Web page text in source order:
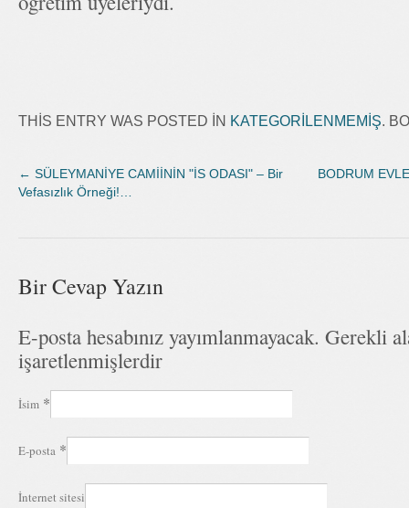
THIS ENTRY WAS POSTED IN KATEGORILENMEMIŞ.
← SÜLEYMANİYE CAMİİNİN "İS ODASI" – Bir
Vefasızlık Örneği!…
BODRUM
Bir Cevap Yazın
E-posta hesabınız yayımlanmayacak. Gerekli
işaretlenmişlerdir
İsim *
E-posta *
İnternet sitesi